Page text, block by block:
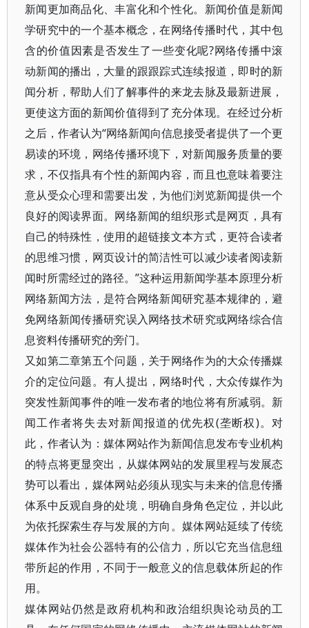
新闻更加商品化、丰富化和个性化。新闻价值是新闻
学研究中的一个基本概念，在网络传播时代，其中包
含的价值因素是否发生了一些变化呢?网络传播中滚
动新闻的播出，大量的跟跟踪式连续报道，即时的新
闻分析，帮助人们了解事件的来龙去脉及最新进展，
更使这方面的新闻价值得到了充分体现。在经过分析
之后，作者认为“网络新闻向信息接受者提供了一个更
易读的环境，网络传播环境下，对新闻服务质量的要
求，不仅指具有个性的新闻内容，而且也意味着要注
意从受众心理和需要出发，为他们浏览新闻提供一个
良好的阅读界面。网络新闻的组织形式是网页，具有
自己的特殊性，使用的超链接文本方式，更符合读者
的思维习惯，网页设计的简洁性可以减少读者阅读新
闻时所需经过的路径。”这种运用新闻学基本原理分析
网络新闻方法，是符合网络新闻研究基本规律的，避
免网络新闻传播研究误入网络技术研究或网络综合信
息资料传播研究的旁门。
又如第二章第五个问题，关于网络作为的大众传播媒
介的定位问题。有人提出，网络时代，大众传媒作为
突发性新闻事件的唯一发布者的地位将有所减弱。新
闻工作者将失去对新闻报道的优先权(垄断权)。对
此，作者认为：媒体网站作为新闻信息发布专业机构
的特点将更显突出，从媒体网站的发展里程与发展态
势可以看出，媒体网站必须从现实与未来的信息传播
体系中反观自身的处境，明确自身角色定位，并以此
为依托探索生存与发展的方向。媒体网站延续了传统
媒体作为社会公器特有的公信力，所以它充当信息纽
带所起的作用，不同于一般意义的信息载体所起的作
用。
媒体网站仍然是政府机构和政治组织舆论动员的工